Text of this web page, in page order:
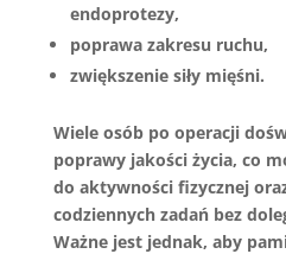
endoprotezy,
poprawa zakresu ruchu,
zwiększenie siły mięśni.
Wiele osób po operacji
poprawy jakości życia, co
do aktywności fizycznej
codziennych zadań bez
Ważne jest jednak, aby